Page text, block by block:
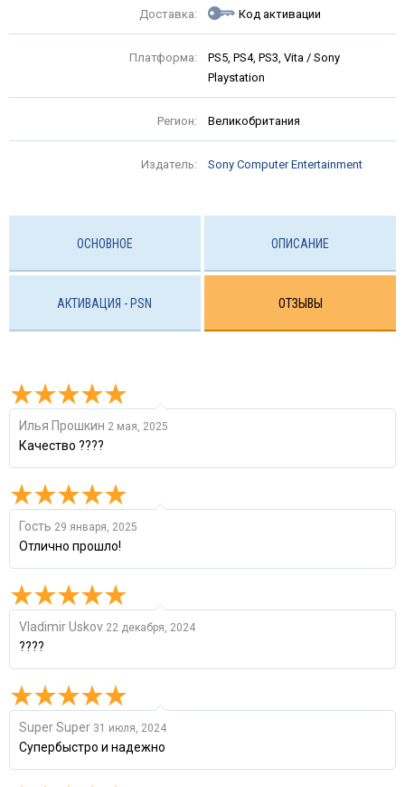
Доставка: Код активации
Платформа:
PS5, PS4, PS3, Vita / Sony
Playstation
Регион: Великобритания
Издатель: Sony Computer Entertainment
ОСНОВНОЕ ОПИСАНИЕ
АКТИВАЦИЯ - PSN ОТЗЫВЫ
Илья Прошкин 2 мая, 2025
Качество ????
Гость 29 января, 2025
Отлично прошло!
Vladimir Uskov 22 декабря, 2024
????
Super Super 31 июля, 2024
Супербыстро и надежно